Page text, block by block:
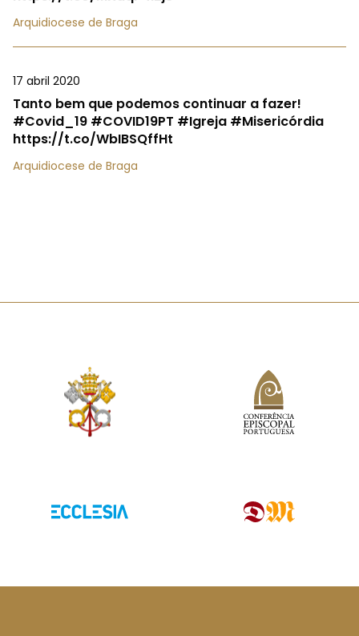
Arquidiocese de Braga
17 abril 2020
Tanto bem que podemos continuar a fazer!
#Covid_19 #COVID19PT #Igreja #Misericórdia
https://t.co/WbIBSQffHt
Arquidiocese de Braga